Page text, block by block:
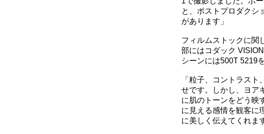
と、ポストプロダクシ
があります」
フィルムストックに関
部にはコダック
シーンには500T 5219
「粒子、コントラス
せです。しかし、ヨア
に肌のトーンをどう映
に見える感情を観客に
に美しく伝えてくれま